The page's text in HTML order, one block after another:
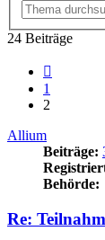
24 Beiträge
1
2
Allium
Beiträge:
Behörde:
Re: